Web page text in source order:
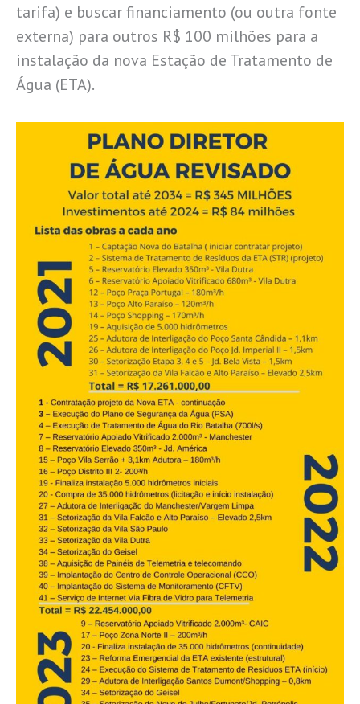
tarifa) e buscar financiamento (ou outra fonte
externa) para outros R$ 100 milhões para a
instalação da nova Estação de Tratamento de
Água (ETA).